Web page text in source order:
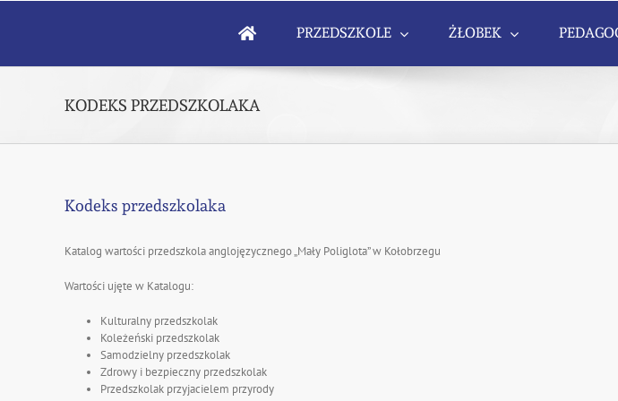
PRZEDSZKOLE ŻŁOBEK
KODEKS PRZEDSZKOLAKA
Kodeks przedszkolaka
Katalog wartości przedszkola anglojęzycznego „Mały Poliglota” w Kołobrzegu
Wartości ujęte w Katalogu:
Kulturalny przedszkolak
Koleżeński przedszkolak
Samodzielny przedszkolak
Zdrowy i bezpieczny przedszkolak
Przedszkolak przyjacielem przyrody